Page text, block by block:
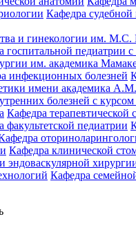
Кафедра
и гинекологии им. М.С.
госпитальной педиатрии
им. академика
инфекционных болезней
имени академика
болезней с
Кафедра терапевтической
факультетской педиатрии
Кафедра клинической
эндоваскулярной
Кафедра